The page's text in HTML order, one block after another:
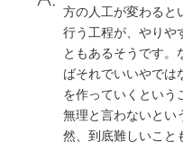
方の人工が変わると
行う工程が、やりや
ともあるそうです。
ばそれでいいやでは
を作っていくという
無理と言わないとい
然、到底難しいこと